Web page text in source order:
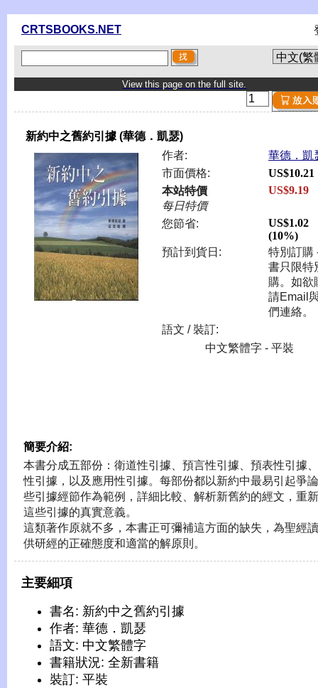
CRTSBOOKS.NET
View this page on the full site.
新約中之舊約引據 (華德．凱瑟)
作者:
華德．凱
市面價格:
US$10.21
本站特價
每日特價
US$9.19
您節省:
US$1.02
(10%)
預計到貨日:
特別訂購
書只限特
購。如欲
請Email
們連絡。
語文 / 裝訂:
中文繁體字 - 平裝
簡要介紹:
本書分成五部份：衛道性引據、預言性引據、預表性引據
性引據，以及應用性引據。每部份都以新約中最易引起爭
些引據經節作為範例，詳細比較、解析新舊約的經文，重
這些引據的真實意義。
這類著作原就不多，本書正可彌補這方面的缺失，為聖經
供研經的正確態度和適當的解原則。
主要細項
書名: 新約中之舊約引據
作者: 華德．凱瑟
語文: 中文繁體字
書籍狀況: 全新書籍
裝訂: 平裝